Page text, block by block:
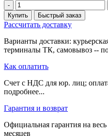
-
Купить
Быстрый заказ
Рассчитать доставку
Варианты доставки:
терминалы ТК, самовывоз --
Как оплатить
Счет с НДС для юр. лиц;
подробнее...
Гарантия и возврат
Официальная гарантия на
месяцев